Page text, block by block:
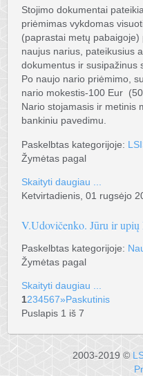
Stojimo dokumentai
priėmimas vykdomas
(paprastai metų
naujus narius, pateikusius
dokumentus ir susipažinus
Po naujo nario priėmimo,
nario mokestis-100 Eur
Nario stojamasis ir metinis
bankiniu pavedimu.
Paskelbtas kategorijoje:
Žymėtas pagal
Skaityti daugiau ...
Ketvirtadienis, 01 rugsėjo
V.Udovičenko. Jūru ir upių
Paskelbtas kategorijoje:
Žymėtas pagal
Skaityti daugiau ...
1234567»Paskutinis
Puslapis 1 iš 7
2003-2019 ©